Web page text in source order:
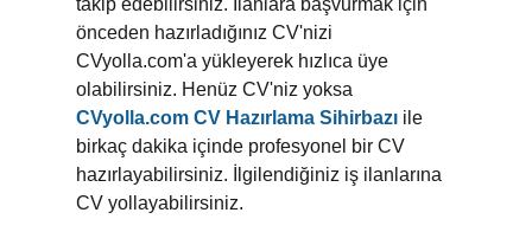
takip edebilirsiniz. İlanlara başvurmak için
önceden hazırladığınız CV'nizi
CVyolla.com'a yükleyerek hızlıca üye
olabilirsiniz. Henüz CV'niz yoksa
CVyolla.com CV Hazırlama Sihirbazı ile
birkaç dakika içinde profesyonel bir CV
hazırlayabilirsiniz. İlgilendiğiniz iş ilanlarına
CV yollayabilirsiniz.